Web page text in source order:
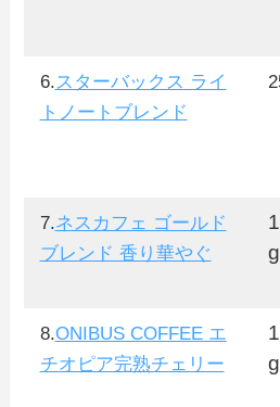
6.スターバックス ライ
トノートブレンド
7.ネスカフェ ゴールド
ブレンド 香り華やぐ
g
8.ONIBUS COFFEE エ
チオピア完熟チェリー
g